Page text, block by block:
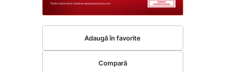
Adaugă în favorite
Compară